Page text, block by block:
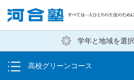
塾生の方
学年と地域を選択
高校グリーンコース
学費の仕組み・支払方法
受講開始までの流れ
校舎・教室一覧